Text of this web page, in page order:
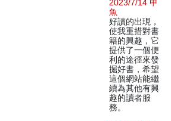
2023/7/14 甲
魚
好讀的出現，
使我重措對書
籍的興趣，它
提供了一個便
利的途徑來發
掘好書，希望
這個網站能繼
續為其他有興
趣的讀者服
務。